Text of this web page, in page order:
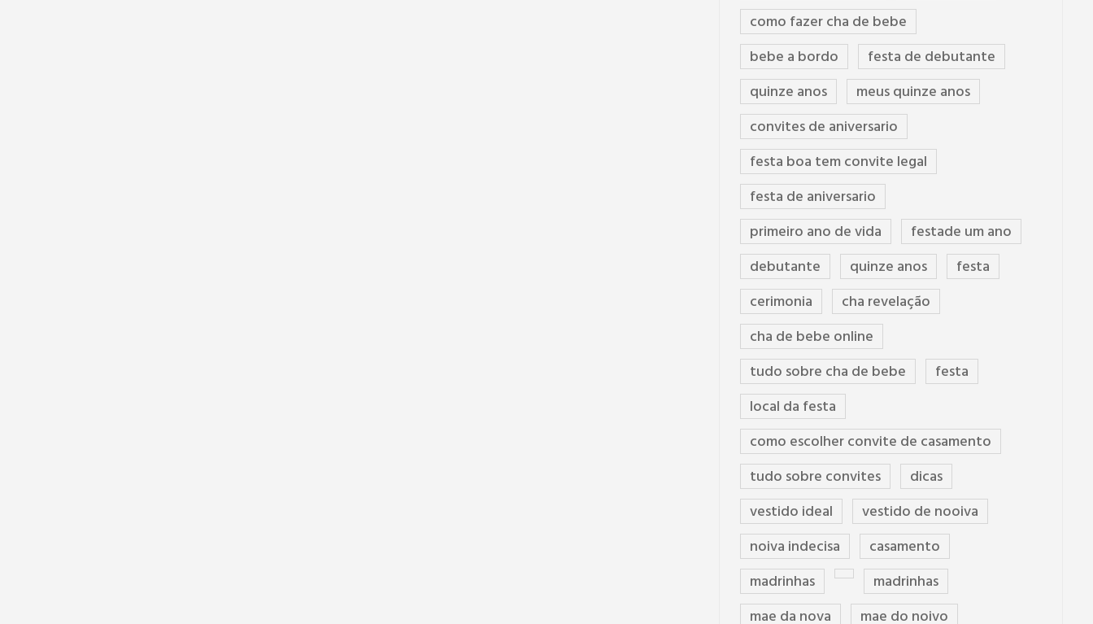
como fazer cha de bebe
bebe a bordo
festa de debutante
quinze anos
meus quinze anos
convites de aniversario
festa boa tem convite legal
festa de aniversario
primeiro ano de vida
festade um ano
debutante
quinze anos
festa
cerimonia
cha revelação
cha de bebe online
tudo sobre cha de bebe
festa
local da festa
como escolher convite de casamento
tudo sobre convites
dicas
vestido ideal
vestido de nooiva
noiva indecisa
casamento
madrinhas
madrinhas
mae da nova
mae do noivo